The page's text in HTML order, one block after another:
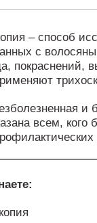
– способ
с
покраснений,
и
всем, кого